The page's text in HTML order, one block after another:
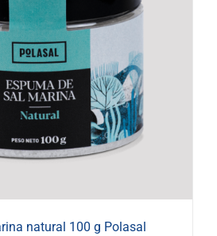
natural 100 g Polasal